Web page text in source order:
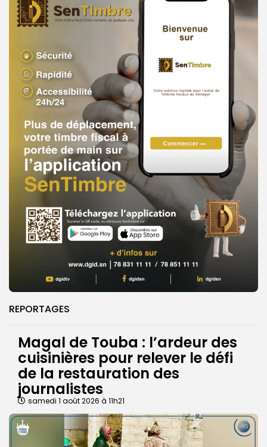
REPORTAGES
Magal de Touba : l’ardeur des
cuisinières pour relever le défi
de la restauration des
journalistes
samedi 1 août 2026 à 11h21